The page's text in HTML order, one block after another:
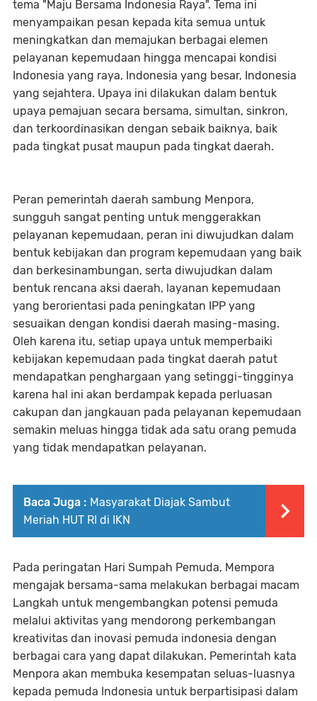
tema "Maju Bersama Indonesia Raya". Tema ini
menyampaikan pesan kepada kita semua untuk
meningkatkan dan memajukan berbagai elemen
pelayanan kepemudaan hingga mencapai kondisi
Indonesia yang raya, Indonesia yang besar, Indonesia
yang sejahtera. Upaya ini dilakukan dalam bentuk
upaya pemajuan secara bersama, simultan, sinkron,
dan terkoordinasikan dengan sebaik baiknya, baik
pada tingkat pusat maupun pada tingkat daerah.
Peran pemerintah daerah sambung Menpora,
sungguh sangat penting untuk menggerakkan
pelayanan kepemudaan, peran ini diwujudkan dalam
bentuk kebijakan dan program kepemudaan yang baik
dan berkesinambungan, serta diwujudkan dalam
bentuk rencana aksi daerah, layanan kepemudaan
yang berorientasi pada peningkatan IPP yang
sesuaikan dengan kondisi daerah masing-masing.
Oleh karena itu, setiap upaya untuk memperbaiki
kebijakan kepemudaan pada tingkat daerah patut
mendapatkan penghargaan yang setinggi-tingginya
karena hal ini akan berdampak kepada perluasan
cakupan dan jangkauan pada pelayanan kepemudaan
semakin meluas hingga tidak ada satu orang pemuda
yang tidak mendapatkan pelayanan.
Baca Juga : Masyarakat Diajak Sambut
Meriah HUT RI di IKN
Pada peringatan Hari Sumpah Pemuda, Mempora
mengajak bersama-sama melakukan berbagai macam
Langkah untuk mengembangkan potensi pemuda
melalui aktivitas yang mendorong perkembangan
kreativitas dan inovasi pemuda indonesia dengan
berbagai cara yang dapat dilakukan. Pemerintah kata
Menpora akan membuka kesempatan seluas-luasnya
kepada pemuda Indonesia untuk berpartisipasi dalam